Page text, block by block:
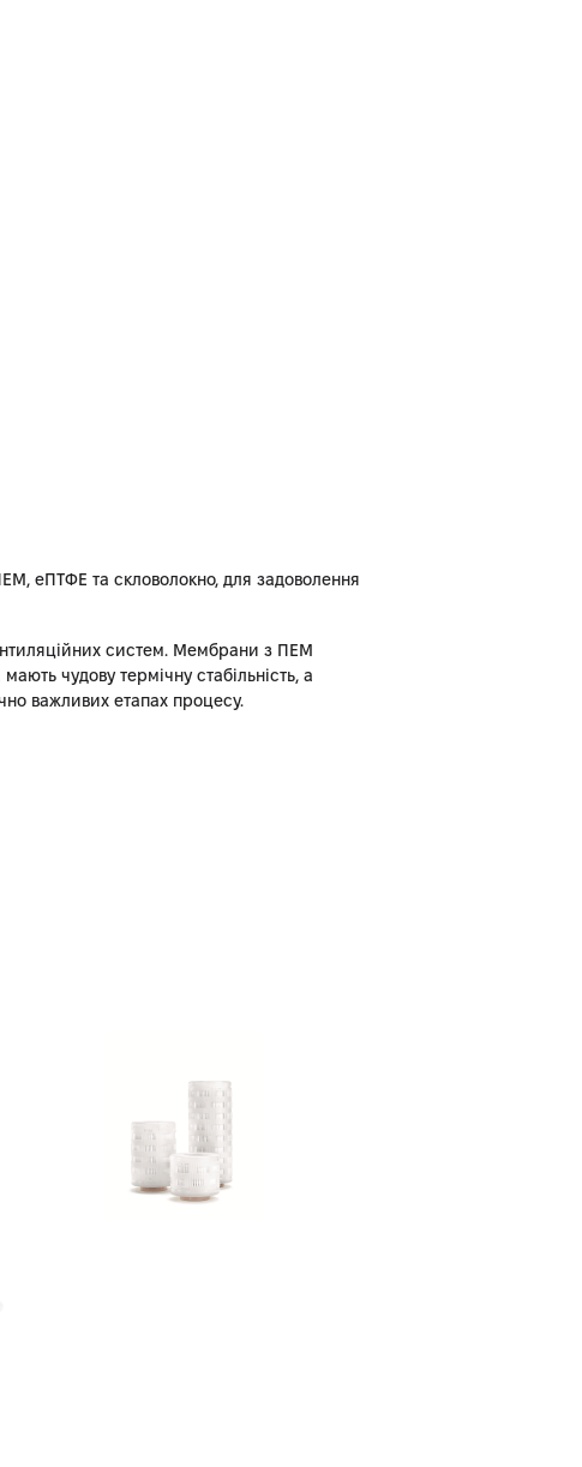
еПТФЕ та скловолокно, для задоволення
систем. Мембрани з ПЕМ
чудову термічну стабільність, а
важливих етапах процесу.